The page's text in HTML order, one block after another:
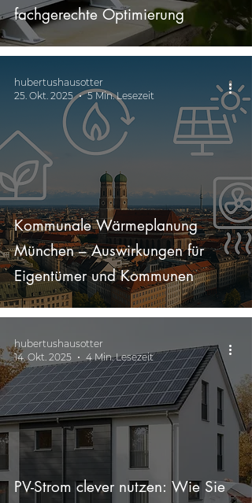
fachgerechte Optimierung
Kommunale Wärmeplanung
München – Auswirkungen für
Eigentümer und Kommunen
hubertushausotter
25. Okt. 2025
5 Min. Lesezeit
PV-Strom clever nutzen: Wie Sie
hubertushausotter
14. Okt. 2025
4 Min. Lesezeit